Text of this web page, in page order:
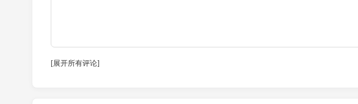
[展开所有评论]